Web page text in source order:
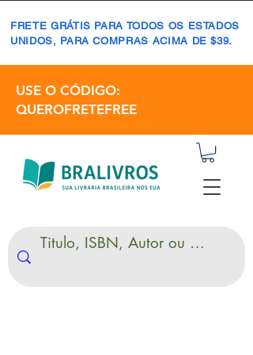
FRETE GRÁTIS PARA TODOS OS ESTADOS
UNIDOS, PARA COMPRAS ACIMA DE $39.
USE O CÓDIGO:
QUEROFRETEFREE